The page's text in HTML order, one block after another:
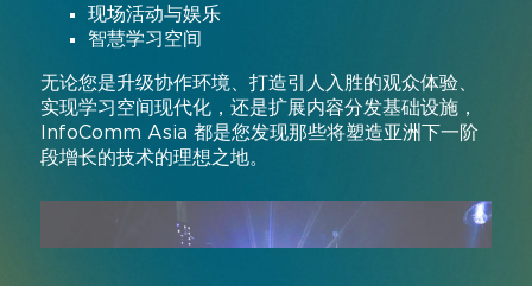
现场活动与娱乐
智慧学习空间
无论您是升级协作环境、打造引人入胜的观众体验、
实现学习空间现代化，还是扩展内容分发基础设施，
InfoComm Asia 都是您发现那些将塑造亚洲下一阶
段增长的技术的理想之地。